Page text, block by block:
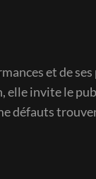
et de
elle invite le
défauts